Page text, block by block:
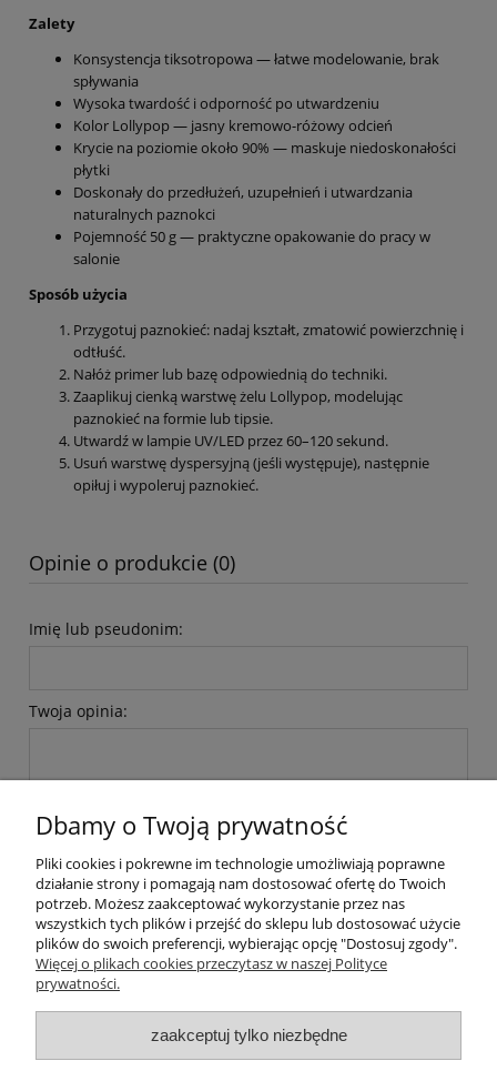
Zalety
Konsystencja tiksotropowa — łatwe modelowanie, brak
spływania
Wysoka twardość i odporność po utwardzeniu
Kolor Lollypop — jasny kremowo-różowy odcień
Krycie na poziomie około 90% — maskuje niedoskonałości
płytki
Doskonały do przedłużeń, uzupełnień i utwardzania
naturalnych paznokci
Pojemność 50 g — praktyczne opakowanie do pracy w
salonie
Sposób użycia
Przygotuj paznokieć: nadaj kształt, zmatowić powierzchnię i
odtłuść.
Nałóż primer lub bazę odpowiednią do techniki.
Zaaplikuj cienką warstwę żelu Lollypop, modelując
paznokieć na formie lub tipsie.
Utwardź w lampie UV/LED przez 60–120 sekund.
Usuń warstwę dyspersyjną (jeśli występuje), następnie
opiłuj i wypoleruj paznokieć.
Opinie o produkcie (0)
Imię lub pseudonim:
Twoja opinia:
wyślij
Pomoc
Moje konto
Płatności i dostawa
Dbamy o Twoją prywatność
Pliki cookies i pokrewne im technologie umożliwiają poprawne
działanie strony i pomagają nam dostosować ofertę do Twoich
potrzeb. Możesz zaakceptować wykorzystanie przez nas
wszystkich tych plików i przejść do sklepu lub dostosować użycie
plików do swoich preferencji, wybierając opcję "Dostosuj zgody".
Więcej o plikach cookies przeczytasz w naszej Polityce
prywatności.
zaakceptuj tylko niezbędne